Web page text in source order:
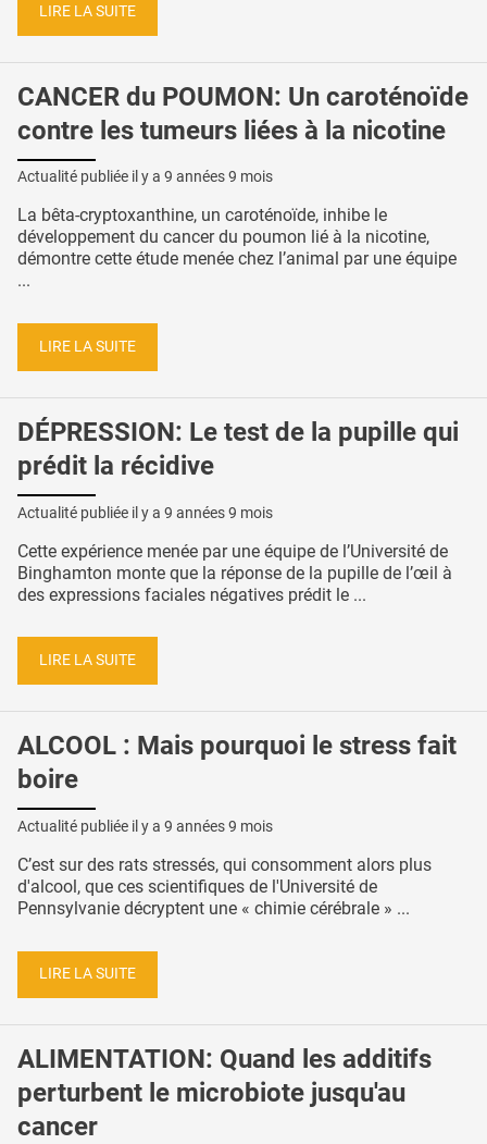
LIRE LA SUITE
CANCER du POUMON: Un caroténoïde
contre les tumeurs liées à la nicotine
Actualité publiée il y a 9 années 9 mois
La bêta-cryptoxanthine, un caroténoïde, inhibe le
développement du cancer du poumon lié à la nicotine,
démontre cette étude menée chez l’animal par une équipe
...
LIRE LA SUITE
DÉPRESSION: Le test de la pupille qui
prédit la récidive
Actualité publiée il y a 9 années 9 mois
Cette expérience menée par une équipe de l’Université de
Binghamton monte que la réponse de la pupille de l’œil à
des expressions faciales négatives prédit le ...
LIRE LA SUITE
ALCOOL : Mais pourquoi le stress fait
boire
Actualité publiée il y a 9 années 9 mois
C’est sur des rats stressés, qui consomment alors plus
d'alcool, que ces scientifiques de l'Université de
Pennsylvanie décryptent une « chimie cérébrale » ...
LIRE LA SUITE
ALIMENTATION: Quand les additifs
perturbent le microbiote jusqu'au
cancer